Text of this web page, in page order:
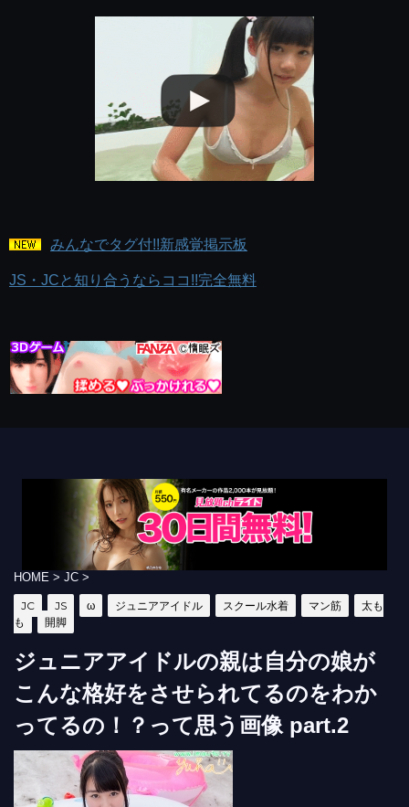
みんなでタグ付!!新感覚掲示板
JS・JCと知り合うならココ!!完全無料
HOME > JC >
JC JS ω ジュニアアイドル スクール水着 マン筋
太も
も
開脚
ジュニアアイドルの親は自分の娘が
こんな格好をさせられてるのをわか
ってるの！？って思う画像 part.2